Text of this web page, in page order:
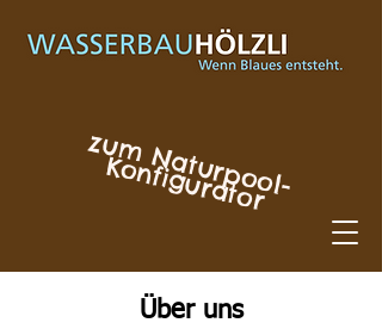
z
u
m
N
a
tu
r
p
o
o
l-
K
o
n
fig
u
r
a
to
r
Über uns